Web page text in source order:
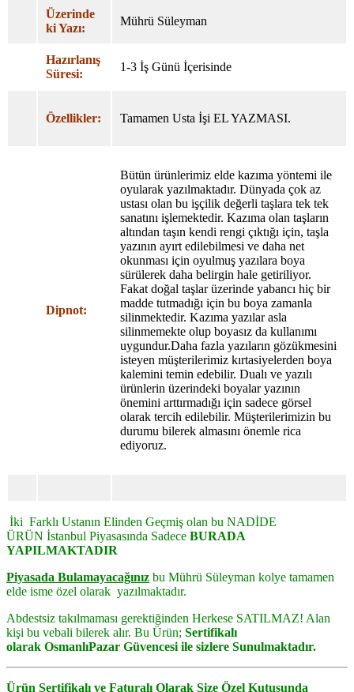
Üzerinde
ki Yazı:
Mührü Süleyman
Hazırlanış
Süresi:
1-3 İş Günü İçerisinde
Özellikler: Tamamen Usta İşi EL YAZMASI.
Dipnot:
Bütün ürünlerimiz elde kazıma yöntemi ile
oyularak yazılmaktadır. Dünyada çok az
ustası olan bu işçilik değerli taşlara tek tek
sanatını işlemektedir. Kazıma olan taşların
altından taşın kendi rengi çıktığı için, taşla
yazının ayırt edilebilmesi ve daha net
okunması için oyulmuş yazılara boya
sürülerek daha belirgin hale getiriliyor.
Fakat doğal taşlar üzerinde yabancı hiç bir
madde tutmadığı için bu boya zamanla
silinmektedir. Kazıma yazılar asla
silinmemekte olup boyasız da kullanımı
uygundur.Daha fazla yazıların gözükmesini
isteyen müşterilerimiz kırtasiyelerden boya
kalemini temin edebilir. Dualı ve yazılı
ürünlerin üzerindeki boyalar yazının
önemini arttırmadığı için sadece görsel
olarak tercih edilebilir. Müşterilerimizin bu
durumu bilerek almasını önemle rica
ediyoruz.
İki Farklı Ustanın Elinden Geçmiş olan bu NADİDE
ÜRÜN İstanbul Piyasasında Sadece BURADA
YAPILMAKTADIR
Piyasada Bulamayacağınız bu Mührü Süleyman kolye tamamen
elde isme özel olarak yazılmaktadır.
Abdestsiz takılmaması gerektiğinden Herkese SATILMAZ! Alan
kişi bu vebali bilerek alır. Bu Ürün; Sertifikalı
olarak OsmanlıPazar Güvencesi ile sizlere Sunulmaktadır.
Ürün Sertifikalı ve Faturalı Olarak Size Özel Kutusunda